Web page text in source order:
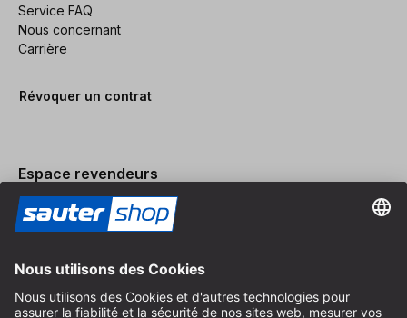
Service FAQ
Nous concernant
Carrière
Révoquer un contrat
Espace revendeurs
Devenir revendeur